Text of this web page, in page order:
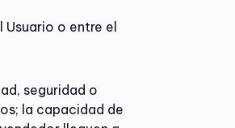
o entre el
seguridad o
la capacidad de